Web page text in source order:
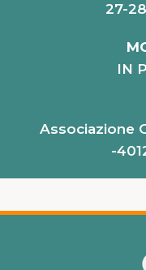
27-
IN
Associazione
-